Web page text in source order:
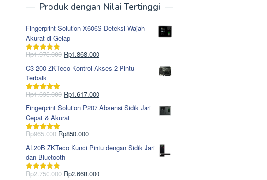
Produk dengan Nilai Tertinggi
Fingerprint Solution X606S Deteksi Wajah
Akurat di Gelap
Dinilai5.00
Rp1.978.000 Harga
aslinya
adalah:
Rp1.868.000Harga
saat
ini
Rp1.868.000.
C3 200 ZKTeco Kontrol Akses 2 Pintu
Terbaik
Dinilai5.00
Rp1.695.000 Harga
aslinya
adalah:
Rp1.695.000.
Rp1.617.000Harga
saat
ini
Fingerprint Solution P207 Absensi Sidik Jari
Cepat & Akurat
Dinilai5.00
Rp965.000 Harga
aslinya
adalah:
Rp965.000.
Rp850.000Harga
saat
ini
Rp850.000.
AL20B ZKTeco Kunci Pintu dengan Sidik Jari
dan Bluetooth
Dinilai5.00
Rp2.750.000 Harga
Rp2.668.000Harga